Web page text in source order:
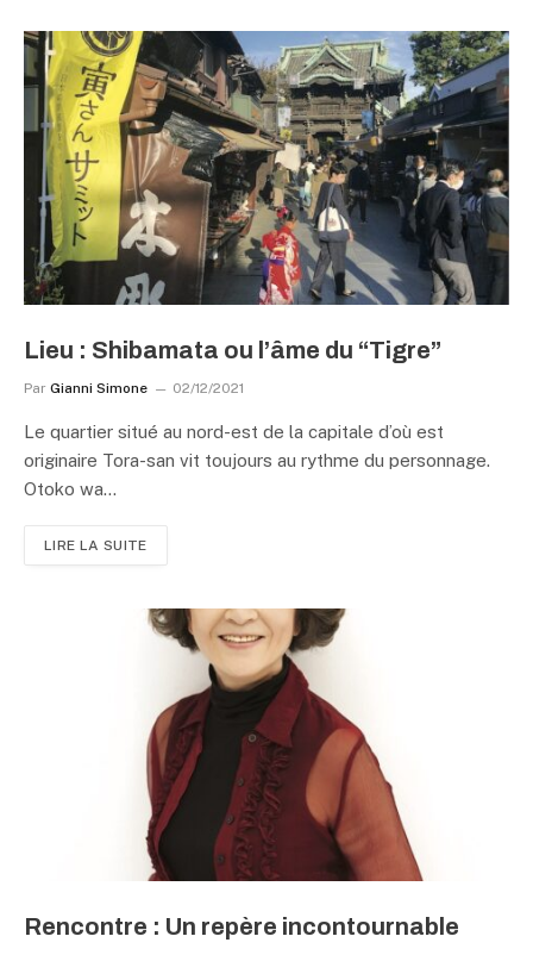
Lieu : Shibamata ou l’âme du “Tigre”
Par Gianni Simone 02/12/2021
Le quartier situé au nord-est de la capitale d’où est
originaire Tora-san vit toujours au rythme du personnage.
Otoko wa…
LIRE LA SUITE
Rencontre : Un repère incontournable